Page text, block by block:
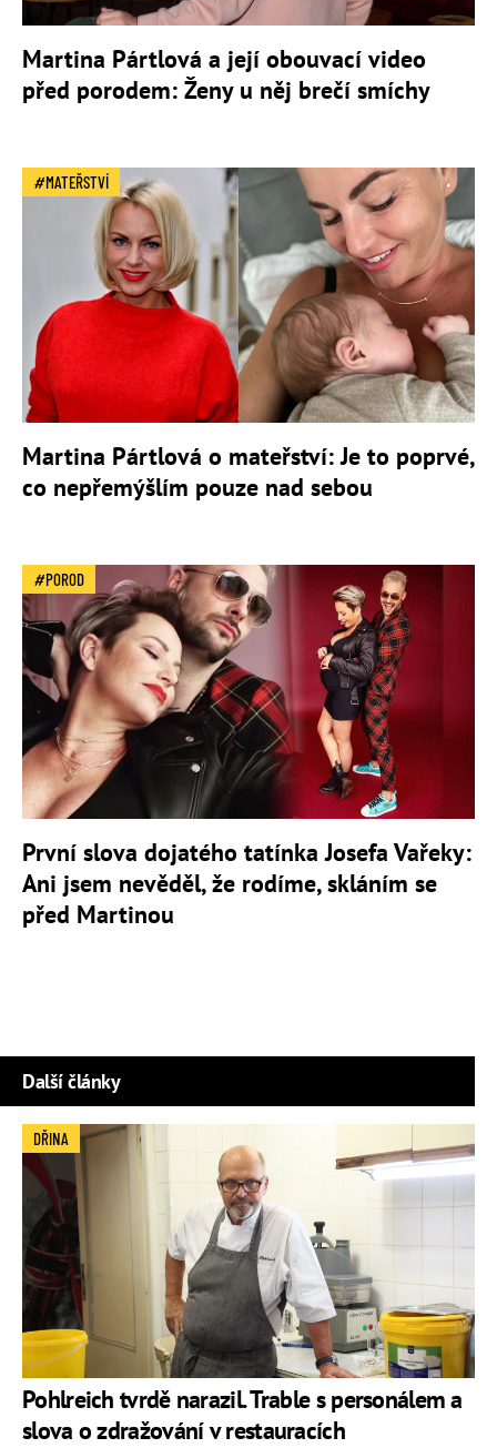
Martina Pártlová a její obouvací video
před porodem: Ženy u něj brečí smíchy
MATEŘSTVÍ
Martina Pártlová o mateřství: Je to poprvé,
co nepřemýšlím pouze nad sebou
POROD
První slova dojatého tatínka Josefa Vařeky:
Ani jsem nevěděl, že rodíme, skláním se
před Martinou
Další články
Pohlreich tvrdě narazil. Trable s personálem a
slova o zdražování v restauracích
DŘINA